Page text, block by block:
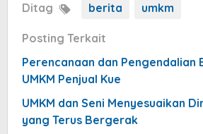
Ditag berita umkm
Posting Terkait
Perencanaan dan Pengendalian
UMKM Penjual Kue
UMKM dan Seni Menyesuaikan
yang Terus Bergerak